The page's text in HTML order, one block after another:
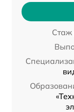
Стаж